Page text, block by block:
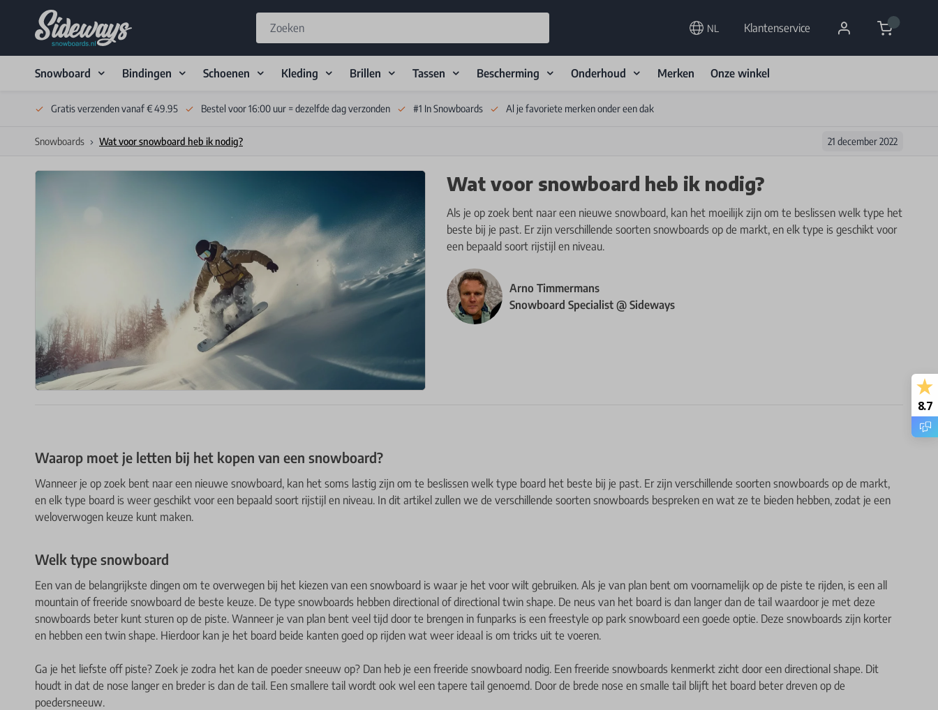
NL Klantenservice Cart
Snowboard Bindingen Schoenen Kleding Brillen Tassen Bescherming Onderhoud Merken Onze winkel
Gratis verzenden vanaf € 49.95 Bestel voor 16:00 uur = dezelfde dag verzonden #1 In Snowboards Al je favoriete merken onder een dak
Snowboards Wat voor snowboard heb ik nodig? 21 december 2022
Wat voor snowboard heb ik nodig?
Als je op zoek bent naar een nieuwe snowboard, kan het moeilijk zijn om te beslissen welk type het
beste bij je past. Er zijn verschillende soorten snowboards op de markt, en elk type is geschikt voor
een bepaald soort rijstijl en niveau.
Arno Timmermans
Snowboard Specialist @ Sideways
Waarop moet je letten bij het kopen van een snowboard?
Wanneer je op zoek bent naar een nieuwe snowboard, kan het soms lastig zijn om te beslissen welk type board het beste bij je past. Er zijn verschillende soorten snowboards op de markt,
en elk type board is weer geschikt voor een bepaald soort rijstijl en niveau. In dit artikel zullen we de verschillende soorten snowboards bespreken en wat ze te bieden hebben, zodat je een
weloverwogen keuze kunt maken.
Welk type snowboard
Een van de belangrijkste dingen om te overwegen bij het kiezen van een snowboard is waar je het voor wilt gebruiken. Als je van plan bent om voornamelijk op de piste te rijden, is een all
mountain of freeride snowboard de beste keuze. De type snowboards hebben directional of directional twin shape. De neus van het board is dan langer dan de tail waardoor je met deze
snowboards beter kunt sturen op de piste. Wanneer je van plan bent veel tijd door te brengen in funparks is een freestyle op park snowboard een goede optie. Deze snowboards zijn korter
en hebben een twin shape. Hierdoor kan je het board beide kanten goed op rijden wat weer ideaal is om tricks uit te voeren.
Ga je het liefste off piste? Zoek je zodra het kan de poeder sneeuw op? Dan heb je een freeride snowboard nodig. Een freeride snowboards kenmerkt zicht door een directional shape. Dit
houdt in dat de nose langer en breder is dan de tail. Een smallere tail wordt ook wel een tapere tail genoemd. Door de brede nose en smalle tail blijft het board beter dreven op de
poedersneeuw.
8.7